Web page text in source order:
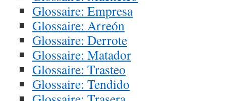
Glossaire: Empresa
Glossaire: Arreón
Glossaire: Derrote
Glossaire: Matador
Glossaire: Trasteo
Glossaire: Tendido